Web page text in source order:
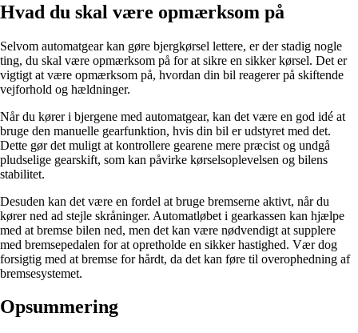
Hvad du skal være opmærksom på
Selvom automatgear kan gøre bjergkørsel lettere, er der stadig nogle
ting, du skal være opmærksom på for at sikre en sikker kørsel. Det er
vigtigt at være opmærksom på, hvordan din bil reagerer på skiftende
vejforhold og hældninger.
Når du kører i bjergene med automatgear, kan det være en god idé at
bruge den manuelle gearfunktion, hvis din bil er udstyret med det.
Dette gør det muligt at kontrollere gearene mere præcist og undgå
pludselige gearskift, som kan påvirke kørselsoplevelsen og bilens
stabilitet.
Desuden kan det være en fordel at bruge bremserne aktivt, når du
kører ned ad stejle skråninger. Automatløbet i gearkassen kan hjælpe
med at bremse bilen ned, men det kan være nødvendigt at supplere
med bremsepedalen for at opretholde en sikker hastighed. Vær dog
forsigtig med at bremse for hårdt, da det kan føre til overophedning af
bremsesystemet.
Opsummering